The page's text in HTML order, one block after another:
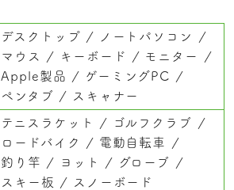
デスクトップ
ノートパソコン
マウス
キーボード
モニター
Apple製品
ゲーミングPC
ペンタブ
スキャナー
テニスラケット
ゴルフクラブ
ロードバイク
電動自転車
釣り竿
ヨット
グローブ
スキー板
スノーボード